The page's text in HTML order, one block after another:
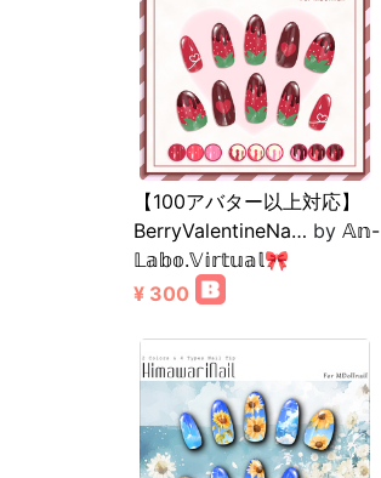
【100アバター以上対応】
BerryValentineNa… by 𝔸𝕟-
𝕃𝕒𝕓𝕠.𝕍𝕚𝕣𝕥𝕦𝕒𝕝🎀
¥ 300